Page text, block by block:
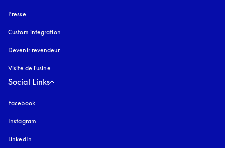
Presse
Custom integration
Devenir revendeur
Visite de l'usine
Social Links
Facebook
Instagram
LinkedIn